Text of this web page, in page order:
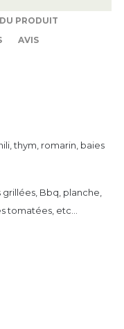
PRODUIT
AVIS
thym, romarin, baies
Bbq, planche,
tomatées, etc...